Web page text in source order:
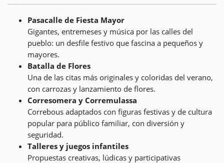
Pasacalle de Fiesta Mayor
Gigantes, entremeses y música por las calles del
pueblo: un desfile festivo que fascina a pequeños y
mayores.
Batalla de Flores
Una de las citas más originales y coloridas del verano,
con carrozas y lanzamiento de flores.
Corresomera y Corremulassa
Correbous adaptados con figuras festivas y de cultura
popular para público familiar, con diversión y
seguridad.
Talleres y juegos infantiles
Propuestas creativas, lúdicas y participativas